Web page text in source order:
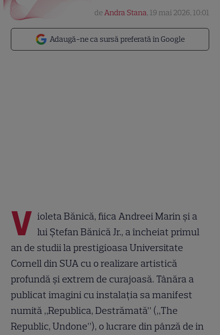
Adaugă-ne ca sursă preferată în Google
deAndra Stana, 19 mai 2026, 10:01
V ioleta Bănică, fiica Andreei Marin și a
lui Ștefan Bănică Jr., a încheiat primul
an de studii la prestigioasa Universitate
Cornell din SUA cu o realizare artistică
profundă și extrem de curajoasă. Tânăra a
publicat imagini cu instalația sa manifest
numită „Republica, Destrămată” („The
Republic, Undone”), o lucrare din pânză de in